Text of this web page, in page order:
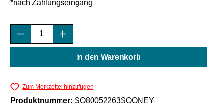
*nach Zahlungseingang
Produkt Anzahl: Gib den gewünschten
In den Warenkorb
Zum Merkzettel hinzufügen
Produktnummer: SO80052263SOONEY